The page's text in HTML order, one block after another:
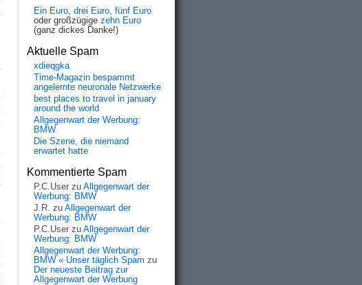
Ein Euro, drei Euro, fünf Euro
oder großzügige zehn Euro
(ganz dickes Danke!)
Aktuelle Spam
xdieqgka
Time-Magazin bespammt
angelernte neuronale Netzwerke
best places to travel in january
around the world
Allgegenwart der Werbung:
BMW
Die Szene, die niemand
erwartet hatte
Kommentierte Spam
P.C.User zu Allgegenwart der
Werbung: BMW
J.R. zu Allgegenwart der
Werbung: BMW
P.C.User zu Allgegenwart der
Werbung: BMW
Allgegenwart der Werbung:
BMW « Unser täglich Spam zu
Der neueste Beitrag zur
Allgegenwart der Werbung